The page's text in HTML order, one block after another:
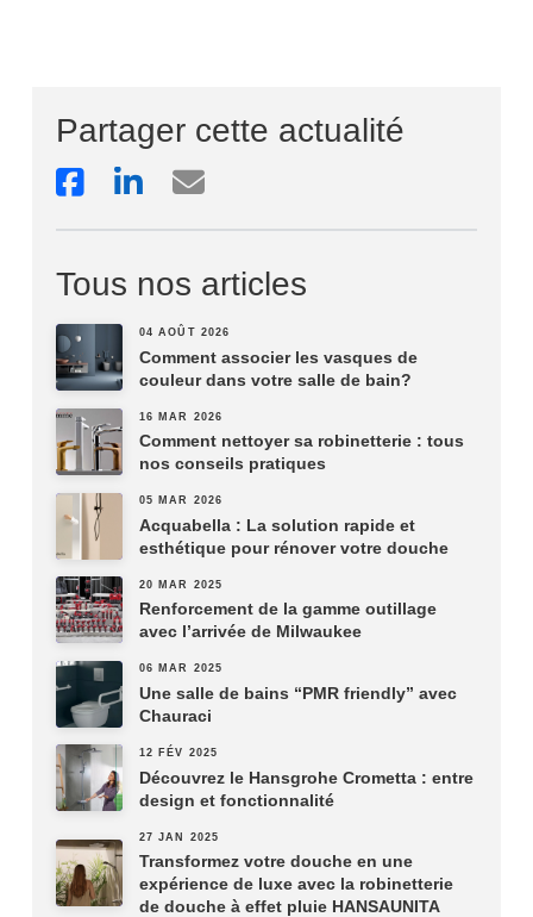
Partager cette actualité
Tous nos articles
04 AOÛT 2026
Comment associer les vasques de
couleur dans votre salle de bain?
16 MAR 2026
Comment nettoyer sa robinetterie : tous
nos conseils pratiques
05 MAR 2026
Acquabella : La solution rapide et
esthétique pour rénover votre douche
20 MAR 2025
Renforcement de la gamme outillage
avec l’arrivée de Milwaukee
06 MAR 2025
Une salle de bains “PMR friendly” avec
Chauraci
12 FÉV 2025
Découvrez le Hansgrohe Crometta : entre
design et fonctionnalité
27 JAN 2025
Transformez votre douche en une
expérience de luxe avec la robinetterie
de douche à effet pluie HANSAUNITA